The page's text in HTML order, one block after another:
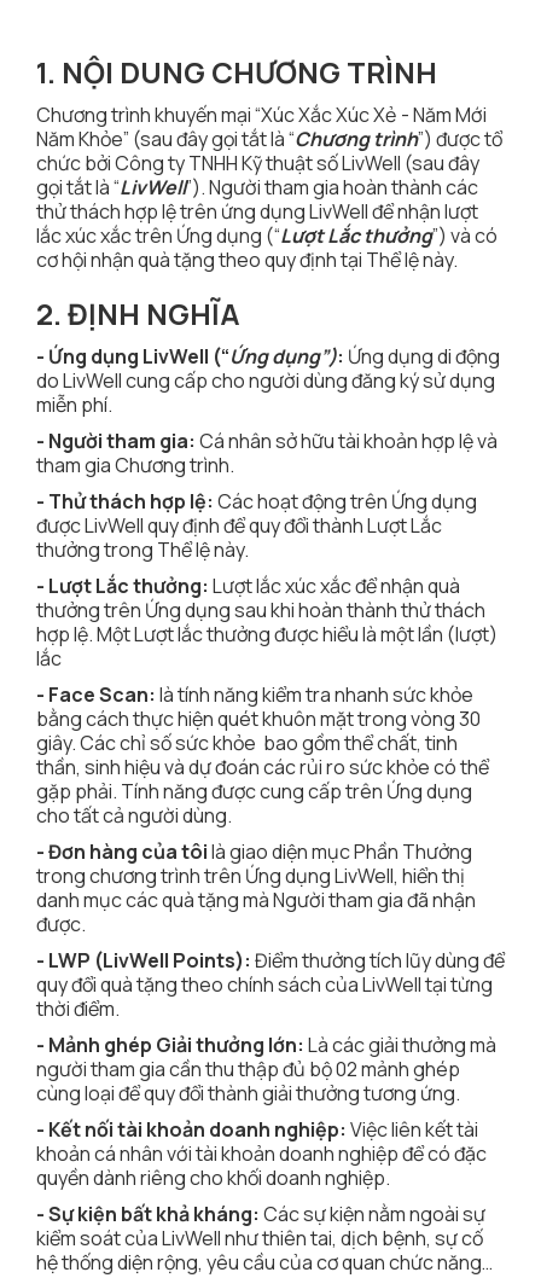
1. NỘI DUNG CHƯƠNG TRÌNH
Chương trình khuyến mại “Xúc Xắc Xúc Xẻ - Năm Mới
Năm Khỏe” (sau đây gọi tắt là “Chương trình”) được tổ
chức bởi Công ty TNHH Kỹ thuật số LivWell (sau đây
gọi tắt là “LivWell”). Người tham gia hoàn thành các
thử thách hợp lệ trên ứng dụng LivWell để nhận lượt
lắc xúc xắc trên Ứng dụng (“Lượt Lắc thưởng”) và có
cơ hội nhận quà tặng theo quy định tại Thể lệ này.
2. ĐỊNH NGHĨA
- Ứng dụng LivWell (“Ứng dụng”): Ứng dụng di động
do LivWell cung cấp cho người dùng đăng ký sử dụng
miễn phí.
- Người tham gia: Cá nhân sở hữu tài khoản hợp lệ và
tham gia Chương trình.
- Thử thách hợp lệ: Các hoạt động trên Ứng dụng
được LivWell quy định để quy đổi thành Lượt Lắc
thưởng trong Thể lệ này.
- Lượt Lắc thưởng: Lượt lắc xúc xắc để nhận quà
thưởng trên Ứng dụng sau khi hoàn thành thử thách
hợp lệ. Một Lượt lắc thưởng được hiểu là một lần (lượt)
lắc
- Face Scan: là tính năng kiểm tra nhanh sức khỏe
bằng cách thực hiện quét khuôn mặt trong vòng 30
giây. Các chỉ số sức khỏe bao gồm thể chất, tinh
thần, sinh hiệu và dự đoán các rủi ro sức khỏe có thể
gặp phải. Tính năng được cung cấp trên Ứng dụng
cho tất cả người dùng.
- Đơn hàng của tôilà giao diện mục Phần Thưởng
trong chương trình trên Ứng dụng LivWell, hiển thị
danh mục các quà tặng mà Người tham gia đã nhận
được.
- LWP (LivWell Points): Điểm thưởng tích lũy dùng để
quy đổi quà tặng theo chính sách của LivWell tại từng
thời điểm.
- Mảnh ghép Giải thưởng lớn: Là các giải thưởng mà
người tham gia cần thu thập đủ bộ 02 mảnh ghép
cùng loại để quy đổi thành giải thưởng tương ứng.
- Kết nối tài khoản doanh nghiệp: Việc liên kết tài
khoản cá nhân với tài khoản doanh nghiệp để có đặc
quyền dành riêng cho khối doanh nghiệp.
- Sự kiện bất khả kháng: Các sự kiện nằm ngoài sự
kiểm soát của LivWell như thiên tai, dịch bệnh, sự cố
hệ thống diện rộng, yêu cầu của cơ quan chức năng…